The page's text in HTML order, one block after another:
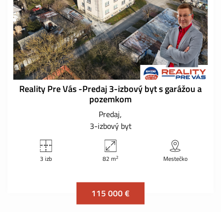
Reality Pre Vás -Predaj 3-izbový byt s garážou a
pozemkom
Predaj
3-izbový byt
3 izb 82 m2 Mestečko
115 000 €